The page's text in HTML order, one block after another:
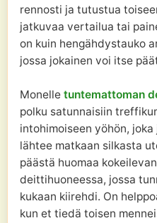
rennosti ja tutustua
jatkuvaa vertailua tai
on kuin hengähdystauko
jossa jokainen voi itse
Monelle tuntemattoman
polku satunnaisiin
intohimoiseen yöhön,
lähtee matkaan silkasta
päästä huomaa
deittihuoneessa, jossa
kukaan kiirehdi. On
kun et tiedä toisen